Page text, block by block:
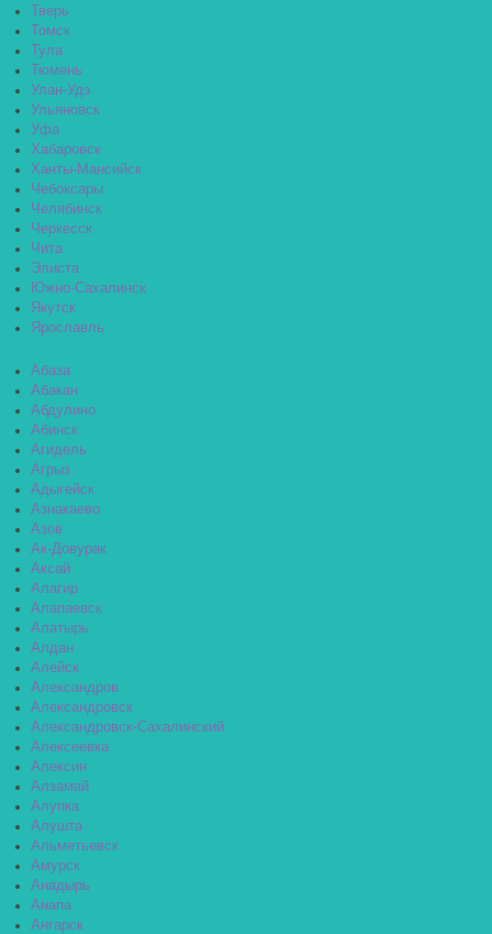
Тверь
Томск
Тула
Тюмень
Улан-Удэ
Ульяновск
Уфа
Хабаровск
Ханты-Мансийск
Чебоксары
Челябинск
Черкесск
Чита
Элиста
Южно-Сахалинск
Якутск
Ярославль
Абаза
Абакан
Абдулино
Абинск
Агидель
Агрыз
Адыгейск
Азнакаево
Азов
Ак-Довурак
Аксай
Алагир
Алапаевск
Алатырь
Алдан
Алейск
Александров
Александровск
Александровск-Сахалинский
Алексеевка
Алексин
Алзамай
Алупка
Алушта
Альметьевск
Амурск
Анадырь
Анапа
Ангарск